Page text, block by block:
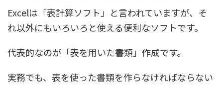
Excelは「表計算ソフト」と言われていますが、そ
れ以外にもいろいろと使える便利なソフトです。
代表的なのが「表を用いた書類」作成です。
実務でも、表を使った書類を作らなければならない